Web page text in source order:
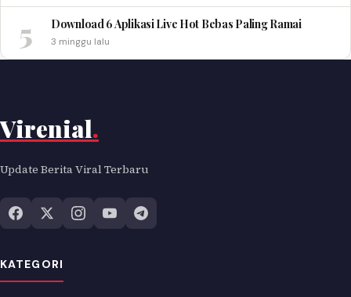
5 Download 6 Aplikasi Live Hot Bebas Paling Ramai
3 minggu lalu
Virenial.
Update Berita Viral Terbaru
KATEGORI